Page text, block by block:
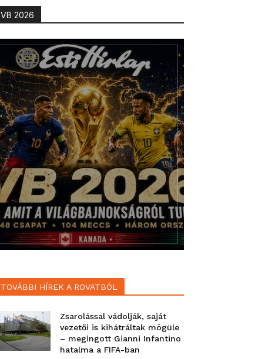
VB 2026
TOVÁBBI HÍREK A ROVATBÓL
Zsarolással vádolják, saját
vezetői is kihátráltak mögüle
– megingott Gianni Infantino
hatalma a FIFA-ban